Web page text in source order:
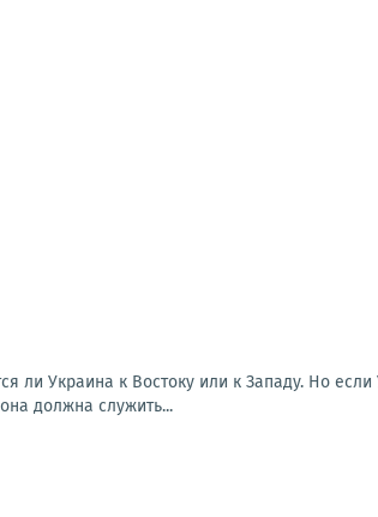
ли Украина к Востоку или к Западу. Но
должна служить...